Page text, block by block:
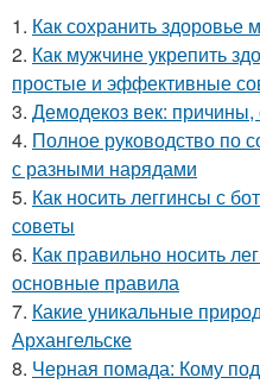
1. Как сохранить
2. Как мужчине укрепить
простые и эффективные
3. Демодекоз век:
4. Полное руководство по
с разными нарядами
5. Как носить леггинсы с
советы
6. Как правильно носить
основные правила
7. Какие уникальные
Архангельске
8. Черная помада: Кому